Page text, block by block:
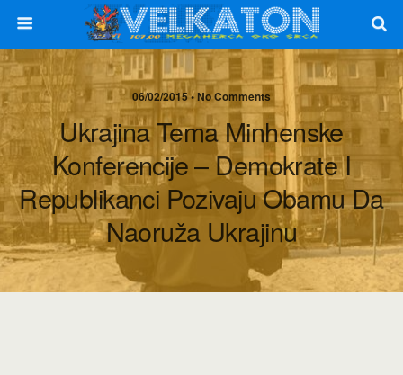
06/02/2015 • No Comments
Ukrajina Tema Minhenske
Konferencije – Demokrate I
Republikanci Pozivaju Obamu Da
Naoruža Ukrajinu